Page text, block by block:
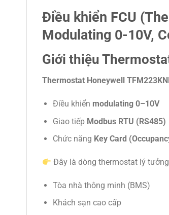
Điều khiển FCU
Modulating 0-10V,
Giới thiệu
Thermostat Honeywell
Điều khiển modulating 0–10V
Giao tiếp Modbus RTU (RS485)
Chức năng Key Card
Đây là dòng thermostat lý
Tòa nhà thông minh (BMS)
Khách sạn cao cấp